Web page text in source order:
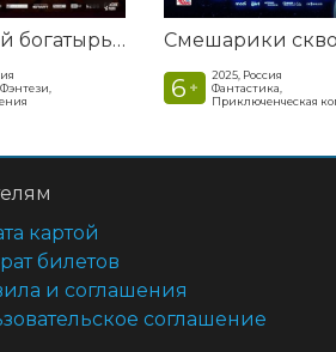
Последний богатырь. Колобок
6 +
2025, Россия
Фантастика,
Приключенческая
картой
билетов
и соглашения
соглашение